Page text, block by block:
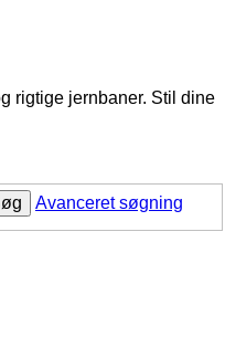
rigtige jernbaner. Stil dine
Avanceret søgning